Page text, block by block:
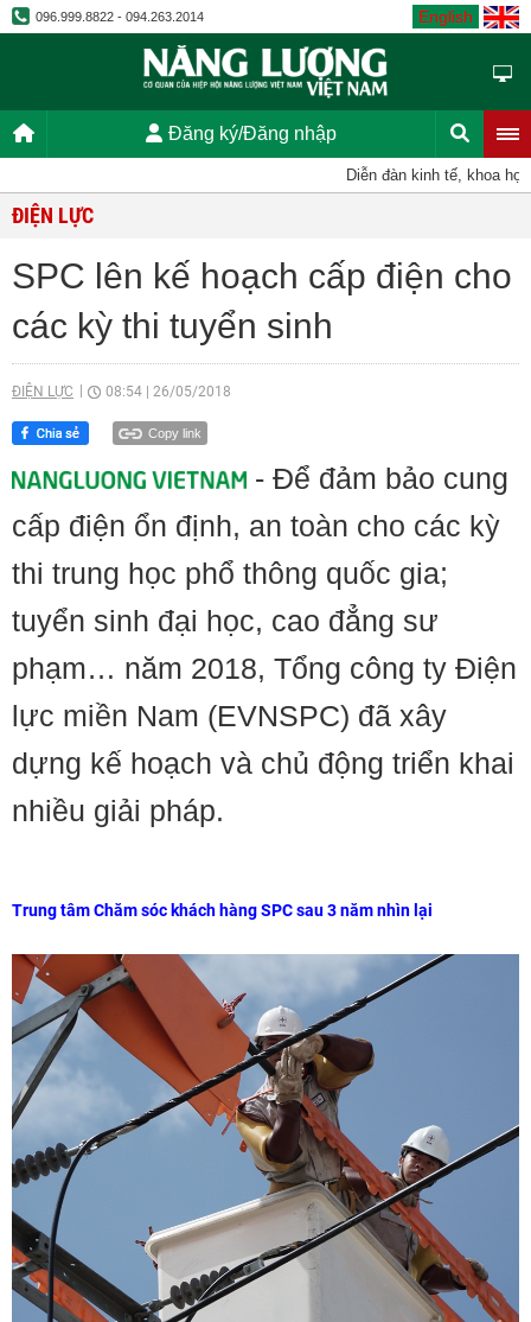
096.999.8822 - 094.263.2014 English
Đăng ký/Đăng nhập
Diễn đàn kinh tế, khoa
ĐIỆN LỰC
SPC lên kế hoạch cấp điện cho
các kỳ thi tuyển sinh
ĐIỆN LỰC 08:54 26/05/2018
Copy link
- Để đảm bảo cung
cấp điện ổn định, an toàn cho các kỳ
thi trung học phổ thông quốc gia;
tuyển sinh đại học, cao đẳng sư
phạm… năm 2018, Tổng công ty Điện
lực miền Nam (EVNSPC) đã xây
dựng kế hoạch và chủ động triển khai
nhiều giải pháp.
Trung tâm Chăm sóc khách hàng SPC sau 3 năm nhìn lại